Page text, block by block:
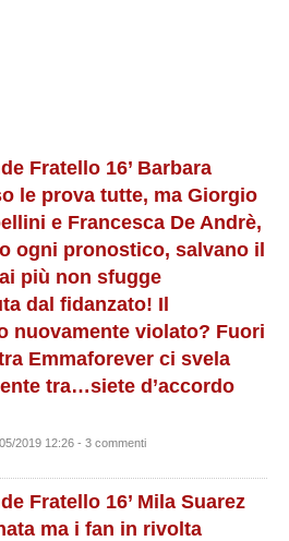
Fratello 16’ Barbara
le prova tutte, ma Giorgio
e Francesca De Andrè,
ogni pronostico, salvano il
più non sfugge
dal fidanzato! Il
nuovamente violato? Fuori
Emmaforever ci svela
tra…siete d’accordo
2019 12:26 - 3 commenti
Fratello 16’ Mila Suarez
ma i fan in rivolta